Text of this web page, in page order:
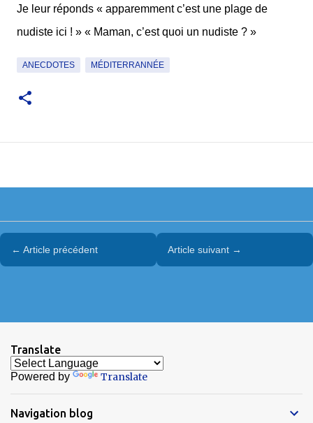
Je leur réponds « apparemment c’est une plage de
nudiste ici ! » « Maman, c’est quoi un nudiste ? »
ANECDOTES MÉDITERRANNÉE
← Article précédent Article suivant →
Translate
Powered by Translate
Navigation blog